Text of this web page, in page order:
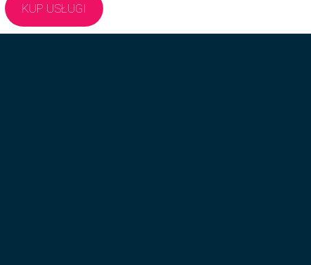
KUP USŁUGI